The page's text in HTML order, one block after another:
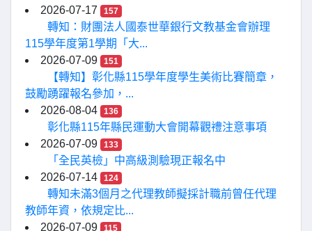
2026-07-17
157
轉知：財團法人國泰世華銀行文教基金會辦理
115學年度第1學期「大...
2026-07-09
151
【轉知】彰化縣115學年度學生美術比賽簡章，
鼓勵踴躍報名參加，...
2026-08-04
136
彰化縣115年縣民運動大會開幕觀禮注意事項
2026-07-09
133
「全民英檢」中高級測驗現正報名中
2026-07-14
124
轉知未滿3個月之代理教師擬採計職前曾任代理
教師年資，依規定比...
2026-07-09
115